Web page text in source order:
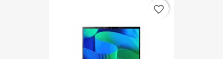
favorite_border